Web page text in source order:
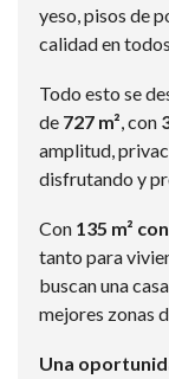
yeso, pisos de
calidad en
Todo esto se
de 727 m², con
amplitud,
disfrutando y
Con 135 m²
tanto para
buscan una
mejores zonas
Una